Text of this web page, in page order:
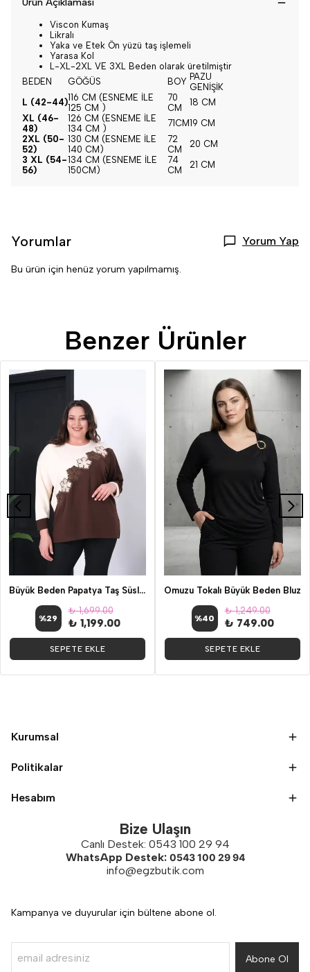
Ürün Açıklaması
Viscon Kumaş
Likralı
Yaka ve Etek Ön yüzü taş işlemeli
Yarasa Kol
L-XL-2XL VE 3XL Beden olarak üretilmiştir
BEDEN
GÖĞÜS BOY PAZU
GENİŞİK
L (42-44)116 CM (ESNEME İLE
125 CM )
70
CM
18 CM
XL (46-
48)
126 CM (ESNEME İLE
134 CM )
71CM19 CM
2XL (50-
52)
130 CM (ESNEME İLE
140 CM)
72
CM
20 CM
3 XL (54-
56)
134 CM (ESNEME İLE
150CM)
74
CM
21 CM
Yorumlar Yorum Yap
Bu ürün için henüz yorum yapılmamış.
Benzer Ürünler
Büyük Beden Papatya Taş Süsleme Bluz
%29
₺ 1,699.00
₺ 1,199.00
SEPETE EKLE
Omuzu Tokalı Büyük Beden Bluz
%40
₺ 1,249.00
₺ 749.00
SEPETE EKLE
Kurumsal
Politikalar
Hesabım
Bize Ulaşın
Canlı Destek: 0543 100 29 94
WhatsApp Destek: 0543 100 29 94
info@egzbutik.com
Kampanya ve duyurular için bültene abone ol.
Abone Ol